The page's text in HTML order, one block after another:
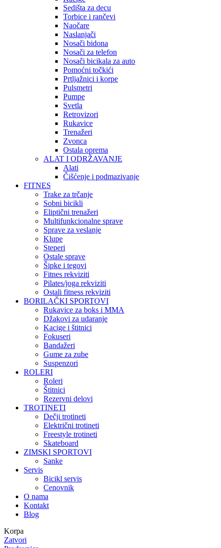
Sedišta za decu
Torbice i rančevi
Naočare
Naslanjači
Nosači bidona
Nosači za telefon
Nosači bicikala za auto
Pomoćni točkići
Prtljažnici i korpe
Pulsmetri
Pumpe
Svetla
Retrovizori
Rukavice
Trenažeri
Zvonca
Ostala oprema
ALAT I ODRŽAVANJE
Alati
Čišćenje i podmazivanje
FITNES
Trake za trčanje
Sobni bicikli
Eliptični trenažeri
Multifunkcionalne sprave
Sprave za veslanje
Klupe
Steperi
Ostale sprave
Šipke i tegovi
Fitnes rekviziti
Pilates/joga rekviziti
Ostali fitness rekviziti
BORILAČKI SPORTOVI
Rukavice za boks i MMA
Džakovi za udaranje
Kacige i štitnici
Fokuseri
Bandažeri
Gume za zube
Suspenzori
ROLERI
Roleri
Štitnici
Rezervni delovi
TROTINETI
Dečji trotineti
Električni trotineti
Freestyle trotineti
Skateboard
ZIMSKI SPORTOVI
Sanke
Servis
Bicikl servis
Cenovnik
O nama
Kontakt
Blog
Korpa
Zatvori